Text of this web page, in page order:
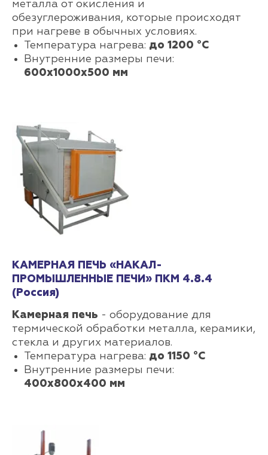
металла от окисления и
обезуглероживания, которые происходят
при нагреве в обычных условиях.
Температура нагрева: до 1200 °С
Внутренние размеры печи:
600х1000х500 мм
КАМЕРНАЯ ПЕЧЬ «НАКАЛ-
ПРОМЫШЛЕННЫЕ ПЕЧИ» ПКМ 4.8.4
(Россия)
Камерная печь - оборудование для
термической обработки металла, керамики,
стекла и других материалов.
Температура нагрева: до 1150 °С
Внутренние размеры печи:
400х800х400 мм